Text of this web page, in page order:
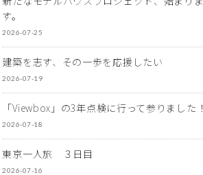
す。
2026-07-25
建築を志す、その一歩を応援したい
2026-07-19
「Viewbox」の3年点検に行って参りました！
2026-07-18
東京一人旅 ３日目
2026-07-16